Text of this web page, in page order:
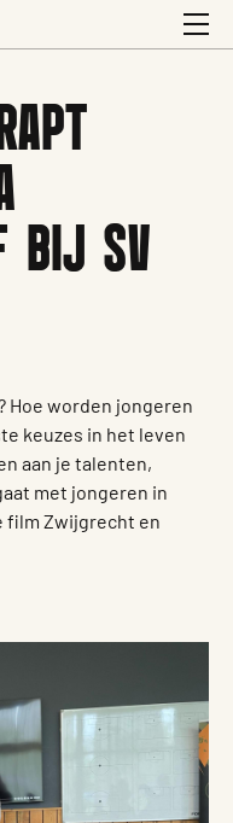
BIJ SV
Hoe worden jongeren
keuzes in het leven
aan je talenten,
met jongeren in
film Zwijgrecht en